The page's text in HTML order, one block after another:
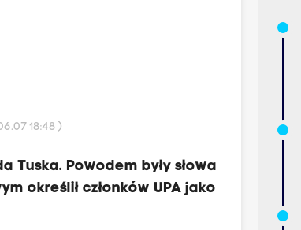
18:48 )
Tuska. Powodem były słowa
określił członków UPA jako